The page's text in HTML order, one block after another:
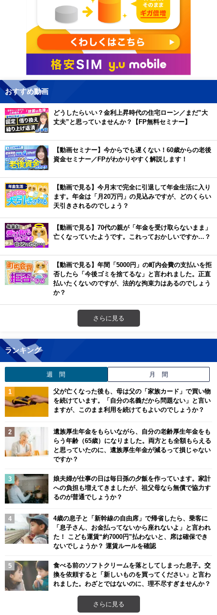
おすすめ動画
どうしたらいい？金利上昇時代の住宅ローン／まだ”大
丈夫”と思っていませんか？【FP無料セミナー】
【動画セミナー】今からでも遅くない！60歳からの老後
資金セミナー／FPがわかりやすく解説します！
【動画で見る】今月末で完全に引退して年金生活に入り
ます。年金は「月20万円」の見込みですが、どのくらい
天引きされるのでしょう？
【動画で見る】70代の親が「年金を受け取らないまま」
亡くなっていたようです。これっておかしいですか…？
【動画で見る】年間「5000円」の町内会費の支払いを拒
否したら「今後ゴミを捨てるな」と言われました。正直
払いたくないのですが、法的な拘束力はあるのでしょう
か？
さらに見る
ランキング
週 間 月 間
父が亡くなった後も、母は父の「家族カード」で買い物
を続けています。「自分の名義だから問題ない」と言い
ますが、このまま利用を続けてもよいのでしょうか？
遺族厚生年金をもらいながら、自分の老齢厚生年金をも
らう年齢（65歳）になりました。両方とも全額もらえる
と思っていたのに、遺族厚生年金が減るって損じゃない
ですか？
娘夫婦が仕事の日は毎日孫の夕飯を作っています。家計
への負担も増えてきましたが、祖父母なら無償で協力す
るのが普通でしょうか？
4歳の息子と「新幹線の自由席」で帰省したら、乗客に
「息子さん、お金払ってないから座れないよ」と言われ
た！ こども運賃“約7000円”払わないと、席は確保でき
ないでしょうか？ 運賃ルールを確認
食べる前のソフトクリームを落としてしまった息子。交
換を依頼すると「新しいものを買ってください」と言わ
れました。わざとではないのに、理不尽すぎませんか？
さらに見る